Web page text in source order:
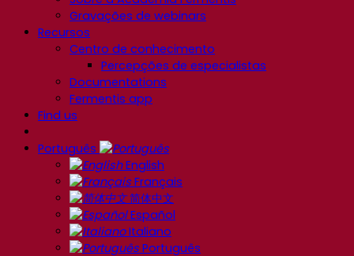
Gravações de webinars
Recursos
Centro de conhecimento
Percepções de especialistas
Documentations
Fermentis app
Find us
Português
English
Français
简体中文
Español
Italiano
Português